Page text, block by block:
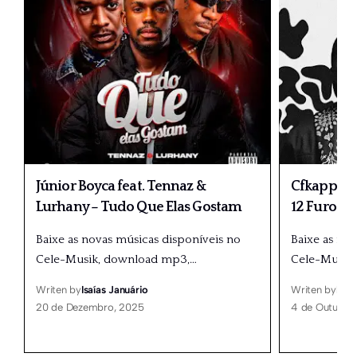
Júnior Boyca feat. Tennaz &
Lurhany – Tudo Que Elas Gostam
Baixe as novas músicas disponíveis no
Cele-Musik, download mp3,…
Writen byIsaías Januário
20 de Dezembro, 2025
Cfkappa
12 Furos
Baixe as
Cele-
Writen by
4 de